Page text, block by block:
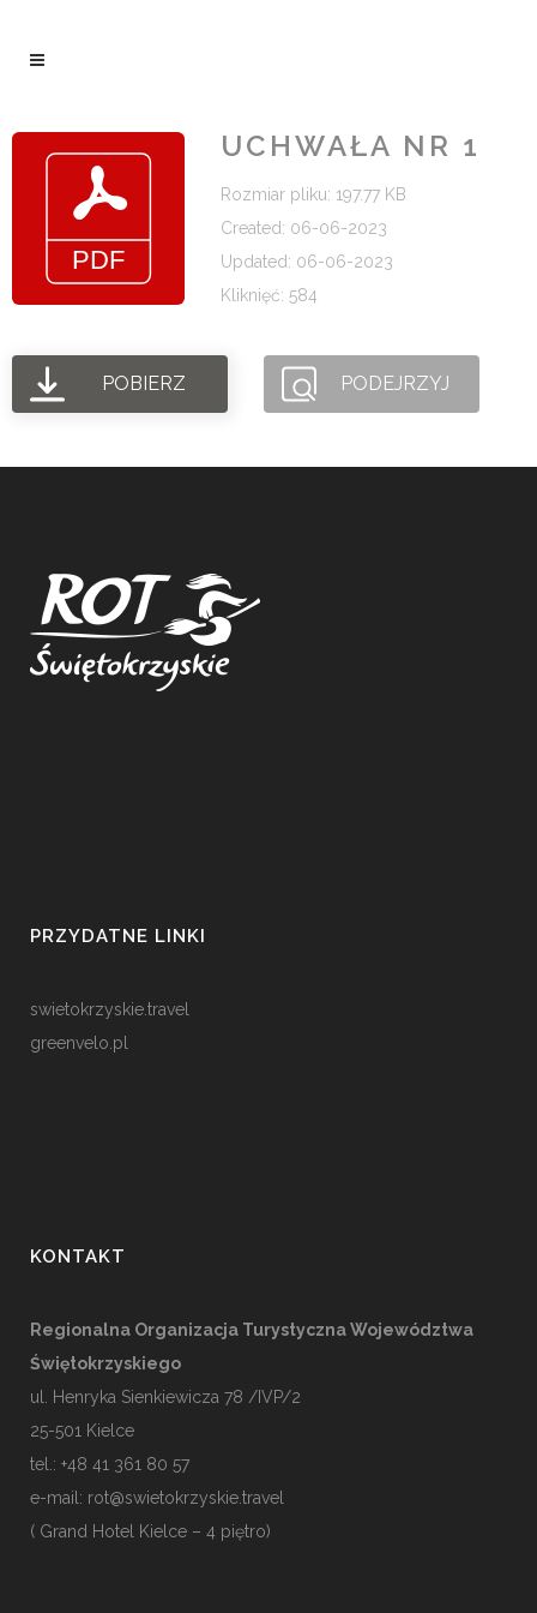
UCHWAŁA NR 1
Rozmiar pliku: 197.77 KB
Created: 06-06-2023
Updated: 06-06-2023
Kliknięć: 584
POBIERZ PODEJRZYJ
PRZYDATNE LINKI
swietokrzyskie.travel
greenvelo.pl
KONTAKT
Regionalna Organizacja Turystyczna Województwa
Świętokrzyskiego
ul. Henryka Sienkiewicza 78 /IVP/2
25-501 Kielce
tel.: +48 41 361 80 57
e-mail: rot@swietokrzyskie.travel
( Grand Hotel Kielce – 4 piętro)